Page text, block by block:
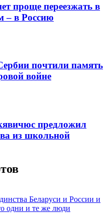
проще переезжать в
– в Россию
почтили память
войне
предложил
из школьной
Беларуси и России и
одни и те же люди